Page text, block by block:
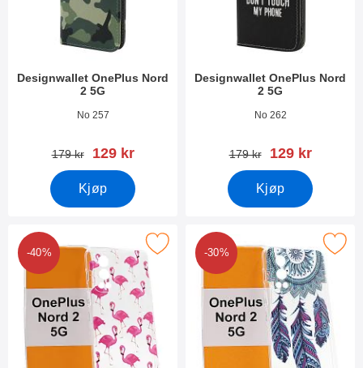
Designwallet OnePlus Nord
2 5G
Varenummer 41617
No 257
gammel pris
179 kr ny pris
129 kr
Kjøp
Designwallet OnePlus Nord
2 5G
Varenummer 41615
No 262
gammel pris
179 kr ny pris
129 kr
Kjøp
-40%
tPU Designdeksel OnePlus Nord 2 5G som favoritt
-30%
Merk tPU Designdeksel